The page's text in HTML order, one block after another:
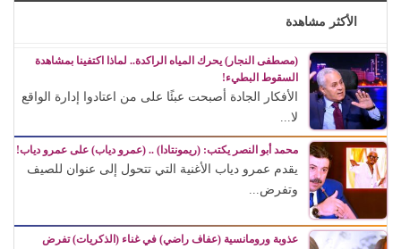
الأكثر مشاهدة
(مصطفى النجار) يحرك المياه الراكدة.. لماذا اكتفينا بمشاهدة
السقوط البطيء!
الأفكار الجادة أصبحت عبئًا على من اعتادوا إدارة الواقع
لا...
محمد أبو النصر يكتب: (ريمونتادا) .. (عمرو دياب) على عمرو دياب!
يقدم عمرو دياب الأغنية التي تتحول إلى عنوان للصيف
وتفرض...
عذوبة ورومانسية (عفاف راضي) في غناء (الذكريات) تفرض